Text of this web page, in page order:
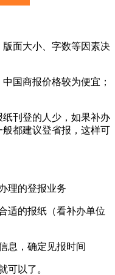
面大小、字数等因素决
国商报价格较为便宜；
刊登的人少，如果补办
都建议登省报，这样可
理的登报业务
适的报纸（看补办单位
息，确定见报时间
可以了。